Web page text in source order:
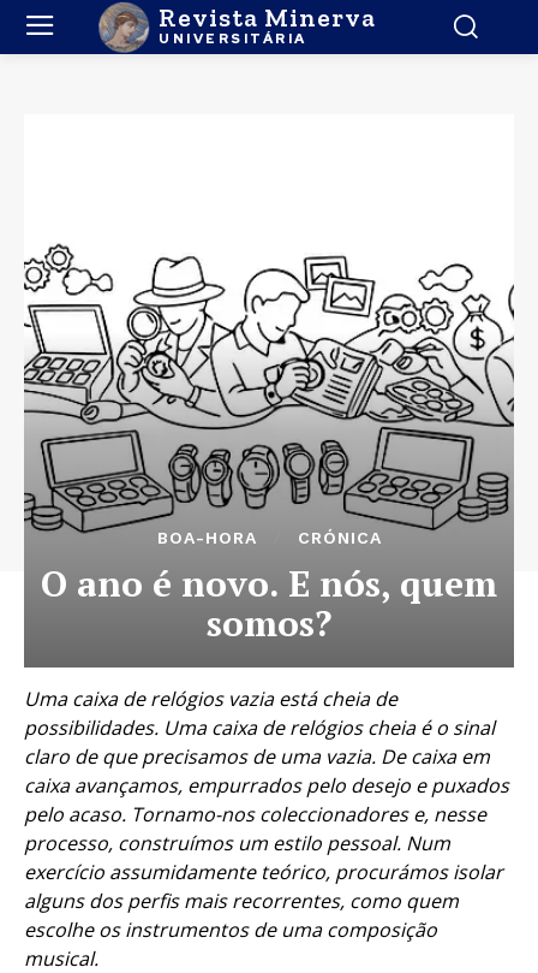
Revista Minerva
UNIVERSITÁRIA
BOA-HORA CRÓNICA
O ano é novo. E nós, quem
somos?
Uma caixa de relógios vazia está cheia de
possibilidades. Uma caixa de relógios cheia é o sinal
claro de que precisamos de uma vazia. De caixa em
caixa avançamos, empurrados pelo desejo e puxados
pelo acaso. Tornamo-nos coleccionadores e, nesse
processo, construímos um estilo pessoal. Num
exercício assumidamente teórico, procurámos isolar
alguns dos perfis mais recorrentes, como quem
escolhe os instrumentos de uma composição
musical.